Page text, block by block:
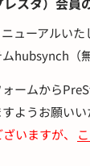
ューアルいた
hubsynch（
ームから
ようお願いい
いますが、